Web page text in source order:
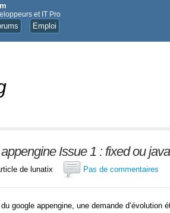
et IT Pro
Emploi
Issue 1 : fixed ou
de lunatix Pas de commentaires
google appengine, une demande d’évolution